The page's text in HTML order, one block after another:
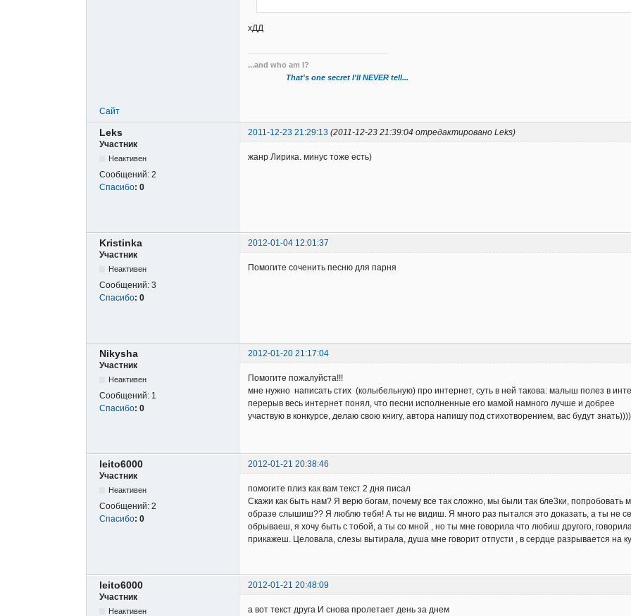
хДД
...and who am I?
That's one secret I'll NEVER tell...
Сайт
Leks 2011-12-23 21:29:13 (2011-12-23 21:39:04 отредактировано Leks)
Участник
Неактивен
Сообщений: 2
Спасибо: 0
жанр Лирика. минус тоже есть)
Kristinka
2012-01-04 12:01:37
Участник
Неактивен
Сообщений: 3
Спасибо: 0
Помогите соченить песню для парня
Nikysha
2012-01-20 21:17:04
Участник
Неактивен
Сообщений: 1
Спасибо: 0
Помогите пожалуйста!!!
мне нужно написать стих (колыбельную) про интернет, суть в ней такова: малыш полез в
перерыв весь интернет понял, что песни исполненные его мамой намного лучше и добрее
участвую в конкурсе, делаю свою книгу, автора напишу под стихотворением, вас будут знать))))
leito6000
2012-01-21 20:38:46
Участник
Неактивен
Сообщений: 2
Спасибо: 0
помогите плиз как вам текст 2 дня писал
Скажи как быть нам? Я верю богам, почему все так сложно, мы были так бле3ки, попробовать
образе слышиш?? Я люблю тебя! А ты не видиш. Я много раз пытался это доказать, а ты не
обрываеш, я хочу быть с тобой, а ты со мной , но ты мне говорила что любиш другого,
прикажеш. Целовала, слезы вытирала, душа мне говорит отпусти , в сердце разрывается на
leito6000
2012-01-21 20:48:09
Участник
Неактивен
а вот текст друга И снова пролетает день за днем